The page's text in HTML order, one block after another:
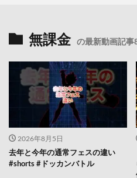
無課金 の最新動画記事
2026年8月5日
去年と今年の通常フェスの違い
#shorts #ドッカンバトル